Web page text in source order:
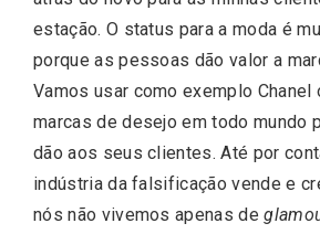
estação. O status para a moda é
porque as pessoas dão valor a
Vamos usar como exemplo Chanel
marcas de desejo em todo mundo
dão aos seus clientes. Até por
indústria da falsificação vende e
nós não vivemos apenas de